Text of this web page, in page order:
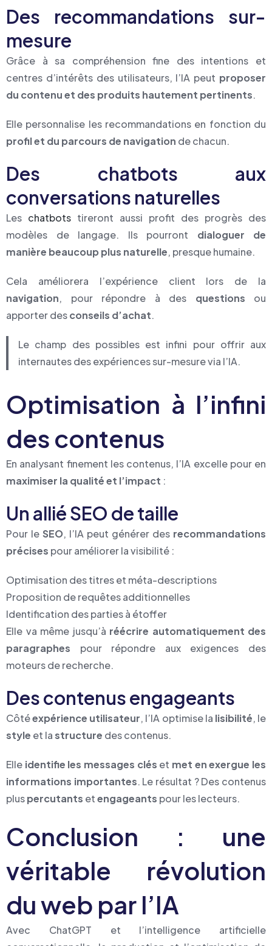
Des recommandations sur-
mesure
Grâce à sa compréhension fine des intentions et
centres d’intérêts des utilisateurs, l’IA peut proposer
du contenu et des produits hautement pertinents.
Elle personnalise les recommandations en fonction du
profil et du parcours de navigation de chacun.
Des chatbots aux
conversations naturelles
Les chatbots tireront aussi profit des progrès des
modèles de langage. Ils pourront dialoguer de
manière beaucoup plus naturelle, presque humaine.
Cela améliorera l’expérience client lors de la
navigation, pour répondre à des questions ou
apporter desconseils d’achat.
Le champ des possibles est infini pour offrir aux
internautes des expériences sur-mesure via l’IA.
Optimisation à l’infini
des contenus
En analysant finement les contenus, l’IA excelle pour en
maximiser la qualité et l’impact :
Un allié SEO de taille
Pour le SEO, l’IA peut générer des recommandations
précises pour améliorer la visibilité :
Optimisation des titres et méta-descriptions
Proposition de requêtes additionnelles
Identification des parties à étoffer
Elle va même jusqu’à réécrire automatiquement des
paragraphes pour répondre aux exigences des
moteurs de recherche.
Des contenus engageants
Côtéexpérience utilisateur, l’IA optimise la lisibilité, le
style et lastructure des contenus.
Elle identifie les messages clés et met en exergue les
informations importantes. Le résultat ? Des contenus
pluspercutants etengageants pour les lecteurs.
Conclusion : une
véritable révolution
du web par l’IA
Avec ChatGPT et l’intelligence artificielle